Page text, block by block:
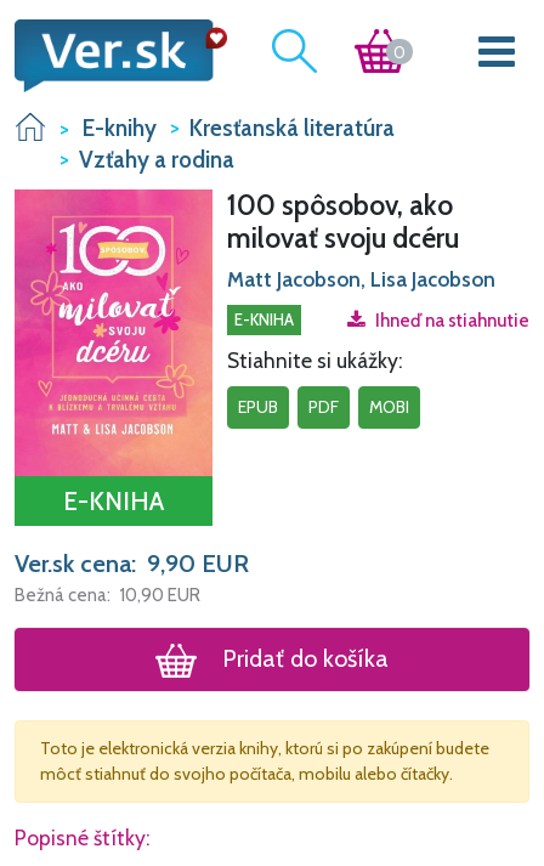
0
E-knihy
Kresťanská literatúra
Vzťahy a rodina
E-KNIHA
100 spôsobov, ako
milovať svoju dcéru
Matt Jacobson, Lisa Jacobson
E-KNIHA Ihneď na stiahnutie
Stiahnite si ukážky:
EPUB PDF MOBI
Ver.sk cena: 9,90 EUR
Bežná cena: 10,90 EUR
Pridať do košíka
Toto je elektronická verzia knihy, ktorú si po zakúpení budete
môcť stiahnuť do svojho počítača, mobilu alebo čítačky.
Popisné štítky: